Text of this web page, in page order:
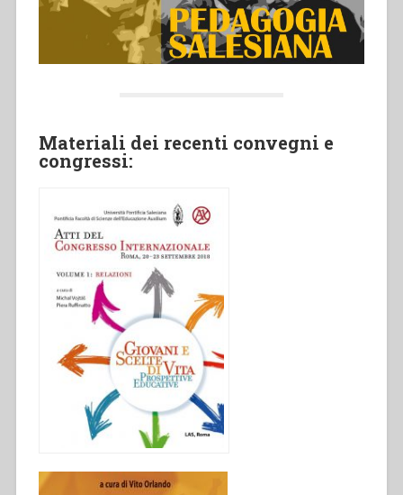
Materiali dei recenti convegni e
congressi: